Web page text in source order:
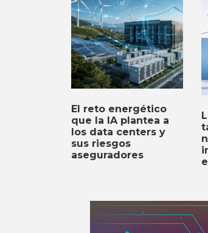
El reto energético
que la IA plantea a
los data centers y
sus riesgos
aseguradores